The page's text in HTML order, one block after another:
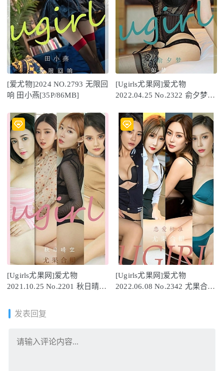
[爱尤物]2024 NO.2793 无限回
响 田小燕[35P/86MB]
[Ugirls尤果网]爱尤物
2022.04.25 No.2322 俞夕梦
[Ugirls尤果网]爱尤物
2021.10.25 No.2201 秋日晴空
[Ugirls尤果网]爱尤物
2022.06.08 No.2342 尤果合集
发表回复